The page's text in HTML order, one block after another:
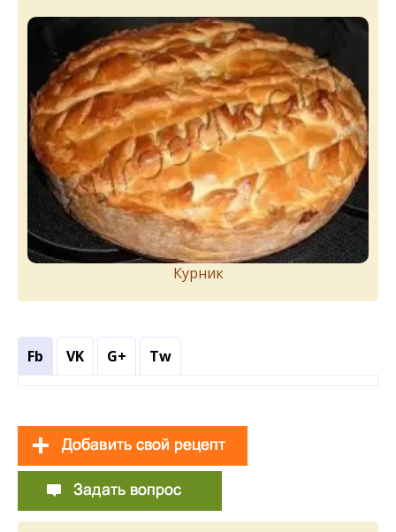
Курник
Fb VK G+ Tw